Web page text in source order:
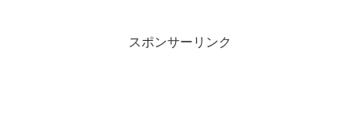
スポンサーリンク